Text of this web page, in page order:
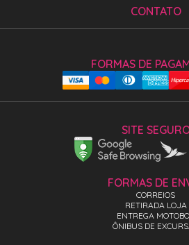
CONTATO
SITE
FORMAS DE
FORMAS DE
CORREIOS
RETIRADA LOJA
ENTREGA
ÔNIBUS DE